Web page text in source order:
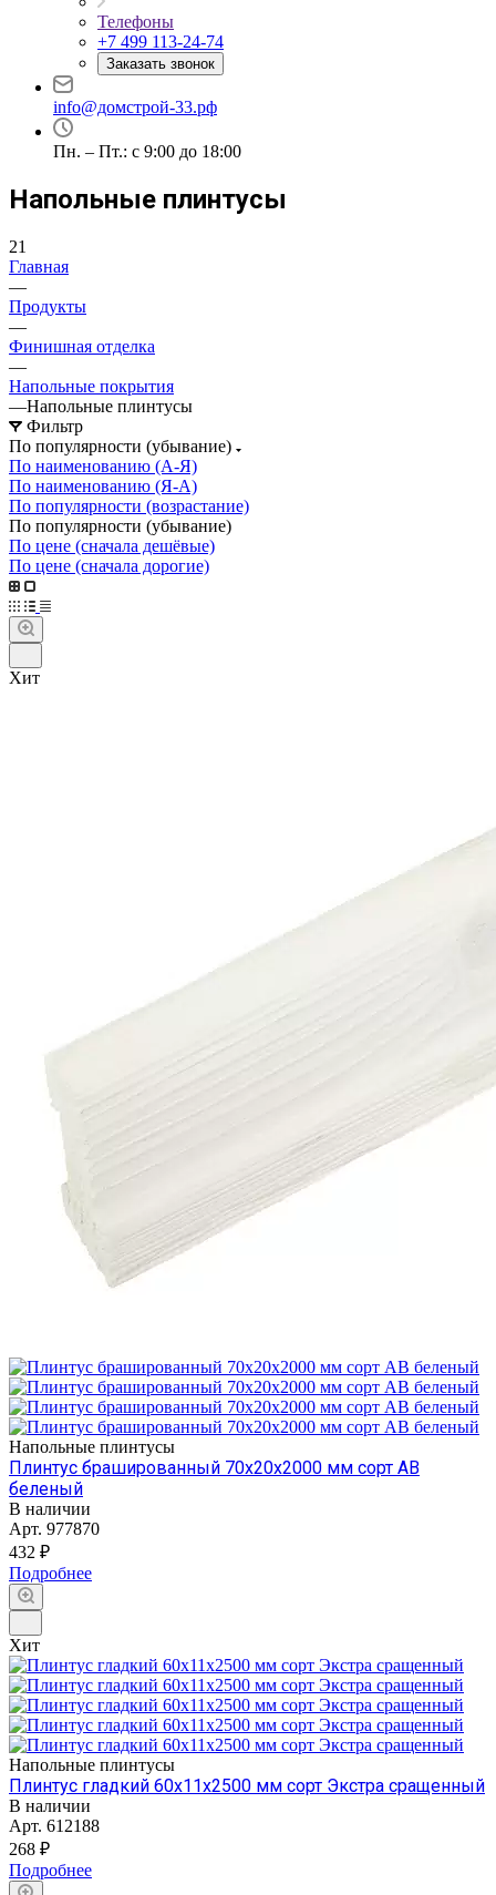
Телефоны
+7 499 113-24-74
Заказать звонок
info@домстрой-33.рф
Пн. – Пт.: с 9:00 до 18:00
Напольные плинтусы
21
Главная
—
Продукты
—
Финишная отделка
—
Напольные покрытия
—Напольные плинтусы
Фильтр
По популярности (убывание)
По наименованию (А-Я)
По наименованию (Я-А)
По популярности (возрастание)
По популярности (убывание)
По цене (сначала дешёвые)
По цене (сначала дорогие)
Хит
Напольные плинтусы
Плинтус брашированный 70х20х2000 мм сорт АВ
беленый
В наличии
Арт. 977870
432 ₽
Подробнее
Хит
Напольные плинтусы
Плинтус гладкий 60х11х2500 мм сорт Экстра сращенный
В наличии
Арт. 612188
268 ₽
Подробнее